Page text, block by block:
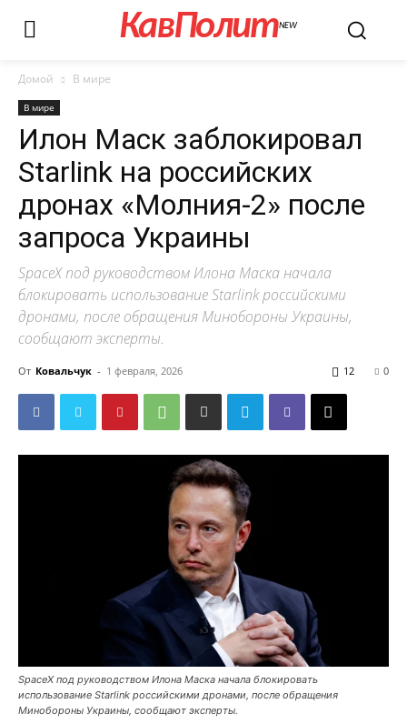
КавПолитNEW
Домой В мире
В мире
Илон Маск заблокировал
Starlink на российских
дронах «Молния-2» после
запроса Украины
SpaceX под руководством Илона Маска начала
блокировать использование Starlink российскими
дронами, после обращения Минобороны Украины,
сообщают эксперты.
От Ковальчук - 1 февраля, 2026 0
12
SpaceX под руководством Илона Маска начала блокировать
использование Starlink российскими дронами, после обращения
Минобороны Украины, сообщают эксперты.